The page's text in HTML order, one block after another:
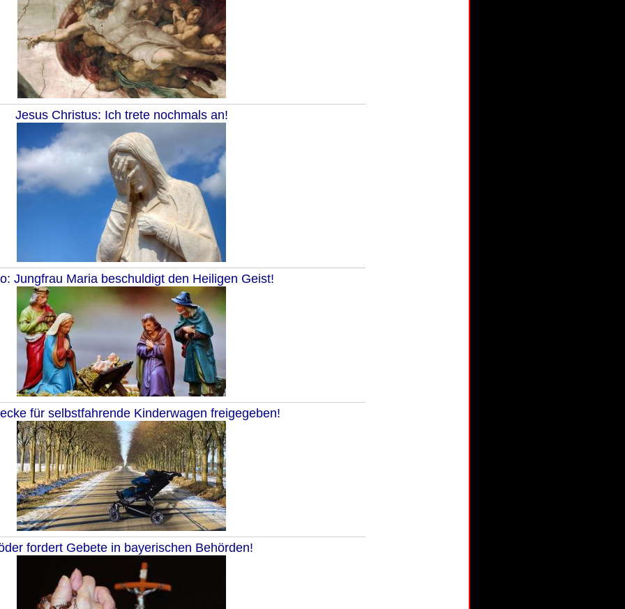
Jesus Christus: Ich trete nochmals an!
Jungfrau Maria beschuldigt den Heiligen Geist!
für selbstfahrende Kinderwagen freigegeben!
fordert Gebete in bayerischen Behörden!